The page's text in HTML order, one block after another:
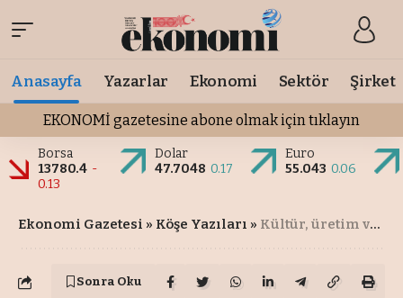
Anasayfa Yazarlar Ekonomi Sektör Şirket
EKONOMİ gazetesine abone olmak için tıklayın
Borsa
13780.4 -
0.13
Dolar
47.7048 0.17
Euro
55.043 0.06
Ekonomi Gazetesi » Köşe Yazıları » Kültür, üretim ve paylaşımın izinde
Sonra Oku